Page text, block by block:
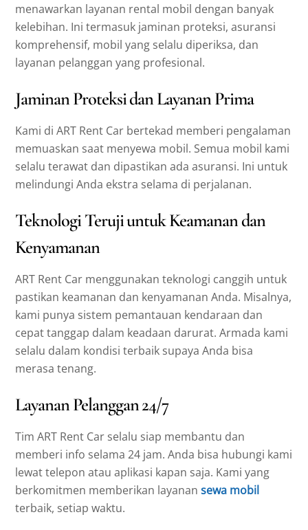
menawarkan layanan rental mobil dengan banyak
kelebihan. Ini termasuk jaminan proteksi, asuransi
komprehensif, mobil yang selalu diperiksa, dan
layanan pelanggan yang profesional.
Jaminan Proteksi dan Layanan Prima
Kami di ART Rent Car bertekad memberi pengalaman
memuaskan saat menyewa mobil. Semua mobil kami
selalu terawat dan dipastikan ada asuransi. Ini untuk
melindungi Anda ekstra selama di perjalanan.
Teknologi Teruji untuk Keamanan dan
Kenyamanan
ART Rent Car menggunakan teknologi canggih untuk
pastikan keamanan dan kenyamanan Anda. Misalnya,
kami punya sistem pemantauan kendaraan dan
cepat tanggap dalam keadaan darurat. Armada kami
selalu dalam kondisi terbaik supaya Anda bisa
merasa tenang.
Layanan Pelanggan 24/7
Tim ART Rent Car selalu siap membantu dan
memberi info selama 24 jam. Anda bisa hubungi kami
lewat telepon atau aplikasi kapan saja. Kami yang
berkomitmen memberikan layanansewa mobil
terbaik, setiap waktu.